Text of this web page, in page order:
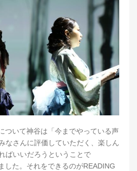
ついて神谷は「今までやっている声
なさんに評価していただく、楽しん
ばいいだろうということで
した。それをできるのがREADING